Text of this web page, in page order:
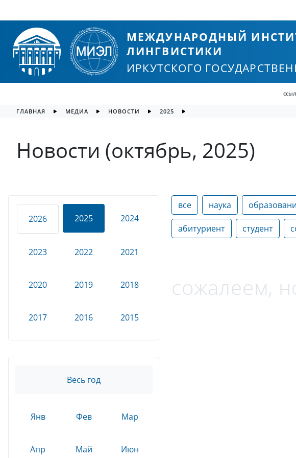
МЕЖДУНАРОДНЫЙ
ЛИНГВИСТИКИ
ИРКУТСКОГО
ГЛАВНАЯ МЕДИА НОВОСТИ 2025
Новости (октябрь, 2025)
2026 2025 2024
2023 2022 2021
2020 2019 2018
2017 2016 2015
Весь год
Янв Фев Мар
Апр Май Июн
все наука
абитуриент студент
сожалеем,